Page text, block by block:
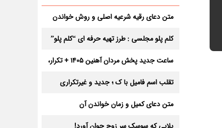
متن دعای رقیه شرعیه اصلی و روش خواندن
کلم پلو مجلسی : طرز تهیه حرفه ای “کلم پلو”
ساعت جدید پخش مردان آهنین 1405 + تکرار،
تقلب اسم فامیل با ک ؛ جدید و غیرتکراری
متن دعای کمیل و زمان خواندن آن